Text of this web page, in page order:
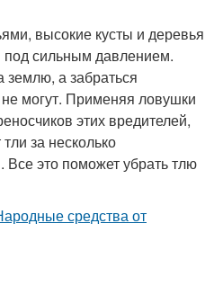
высокие кусты и деревья
сильным давлением.
а забраться
могут. Применяя ловушки
этих вредителей,
за несколько
Все это поможет убрать тлю